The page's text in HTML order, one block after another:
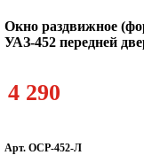
Окно раздвижное
УАЗ-452 передней
4 290
Арт. ОСР-452-Л